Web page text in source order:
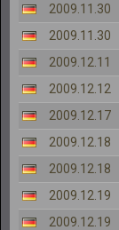
2009.11.30
2009.11.30
2009.12.11
2009.12.12
2009.12.17
2009.12.18
2009.12.18
2009.12.19
2009.12.19